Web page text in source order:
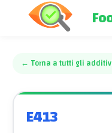
← Torna a tutti gli
E413